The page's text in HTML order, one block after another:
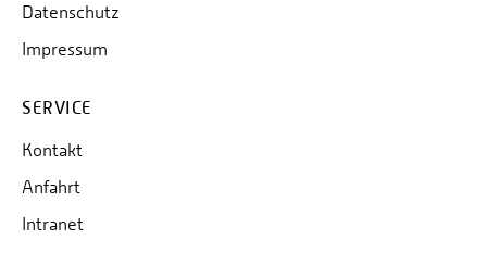
Datenschutz
Impressum
SERVICE
Kontakt
Anfahrt
Intranet